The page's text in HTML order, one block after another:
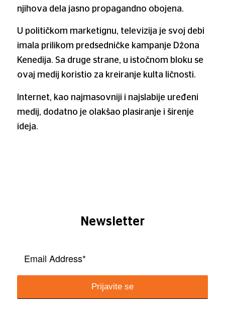
njihova dela jasno propagandno obojena.
U političkom marketignu, televizija je svoj debi
imala prilikom predsedničke kampanje Džona
Kenedija. Sa druge strane, u istočnom bloku se
ovaj medij koristio za kreiranje kulta ličnosti.
Internet, kao najmasovniji i najslabije uređeni
medij, dodatno je olakšao plasiranje i širenje
ideja.
Newsletter